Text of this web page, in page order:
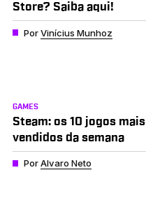
Store? Saiba aqui!
PorVinícius Munhoz
GAMES
Steam: os 10 jogos mais
vendidos da semana
PorAlvaro Neto